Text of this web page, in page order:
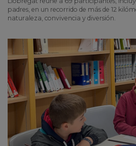
padres, en un recorrido de más de 12
naturaleza, convivencia y diversión.